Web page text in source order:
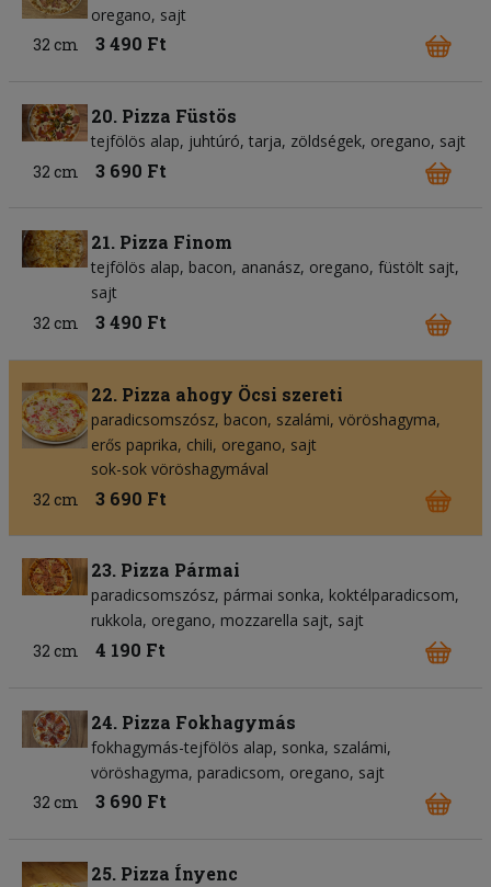
oregano sajt
32 cm
3 490 Ft
20. Pizza Füstös
tejfölös alap juhtúró tarja zöldségek oregano sajt
32 cm
3 690 Ft
21. Pizza Finom
tejfölös alap bacon ananász oregano füstölt sajt
sajt
32 cm
3 490 Ft
22. Pizza ahogy Öcsi szereti
paradicsomszósz bacon szalámi vöröshagyma
erős paprika chili oregano sajt
sok-sok vöröshagymával
32 cm
3 690 Ft
23. Pizza Pármai
paradicsomszósz pármai sonka koktélparadicsom
rukkola oregano mozzarella sajt sajt
32 cm
4 190 Ft
24. Pizza Fokhagymás
fokhagymás-tejfölös alap sonka szalámi
vöröshagyma paradicsom oregano sajt
32 cm
3 690 Ft
25. Pizza Ínyenc